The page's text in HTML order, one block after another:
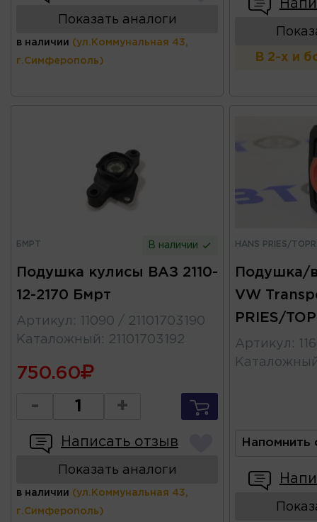
Показать аналоги
в наличии (ул.Коммунальная 43,
г.Симферополь) В 2-х и
БМРТ В наличии
Подушка кулисы ВАЗ 2110-
12-2170 Бмрт
Артикул :
11090 / 21101703190
Каталожный : 21101703192
750.60
- +
Написать отзыв
Показать аналоги
в наличии (ул.Коммунальная 43,
г.Симферополь)
HANS PRIES/
Подушка/
VW
PRIES/
Артикул :
Напомнить